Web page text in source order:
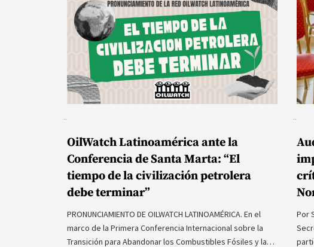
OilWatch Latinoamérica ante la
Conferencia de Santa Marta: “El
tiempo de la civilización petrolera
debe terminar”
PRONUNCIAMIENTO DE OILWATCH LATINOAMÉRICA. En el
marco de la Primera Conferencia Internacional sobre la
Transición para Abandonar los Combustibles Fósiles y la…
Por